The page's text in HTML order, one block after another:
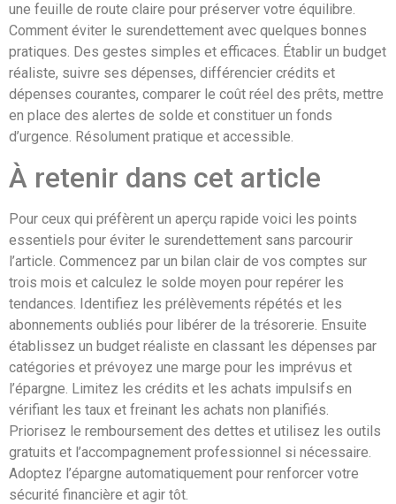
une feuille de route claire pour préserver votre équilibre.
Comment éviter le surendettement avec quelques bonnes
pratiques. Des gestes simples et efficaces. Établir un budget
réaliste, suivre ses dépenses, différencier crédits et
dépenses courantes, comparer le coût réel des prêts, mettre
en place des alertes de solde et constituer un fonds
d’urgence. Résolument pratique et accessible.
À retenir dans cet article
Pour ceux qui préfèrent un aperçu rapide voici les points
essentiels pour éviter le surendettement sans parcourir
l’article. Commencez par un bilan clair de vos comptes sur
trois mois et calculez le solde moyen pour repérer les
tendances. Identifiez les prélèvements répétés et les
abonnements oubliés pour libérer de la trésorerie. Ensuite
établissez un budget réaliste en classant les dépenses par
catégories et prévoyez une marge pour les imprévus et
l’épargne. Limitez les crédits et les achats impulsifs en
vérifiant les taux et freinant les achats non planifiés.
Priorisez le remboursement des dettes et utilisez les outils
gratuits et l’accompagnement professionnel si nécessaire.
Adoptez l’épargne automatiquement pour renforcer votre
sécurité financière et agir tôt.